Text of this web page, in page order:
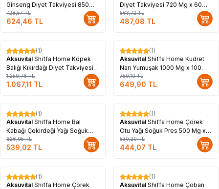
Ginseng Diyet Takviyesi 850
Mg x 60 Kapsül
728,57TL
624,46 TL
Diyet Takviyesi 720 Mg x 60
Kapsül
563,72TL
487,08 TL
%15
(1)
Aksuvital Shiffa Home Köpek
Balığı Kıkırdağı Diyet Takviyesi
900 Mg x 60 Kapsül
1.259,76TL
1.067,11 TL
%14
(1)
Aksuvital Shiffa Home Kudret
Narı Yumuşak 1000 Mg x 100
Kapsül
759,10TL
649,90 TL
%14
(1)
Aksuvital Shiffa Home Bal
Kabağı Çekirdeği Yağı Soğuk
Pres 1000 Mg x 100 Kapsül
626,05TL
539,02 TL
%16
(1)
Aksuvital Shiffa Home Çörek
Otu Yağı Soğuk Pres 500 Mg x
150 Kapsül
530,20TL
444,07 TL
%14
(1)
Aksuvital Shiffa Home Çörek
%17
(1)
Aksuvital Shiffa Home Çoban